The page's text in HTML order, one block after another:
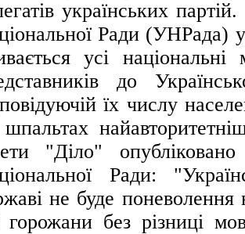
українських
Ради (УНРада)
усі
до
їх числу
"Діло"
Ради:
не буде поневолення
горожани без різниці